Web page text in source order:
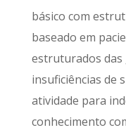
básico com
baseado em
estruturados das
insuficiências de
atividade para
conhecimento